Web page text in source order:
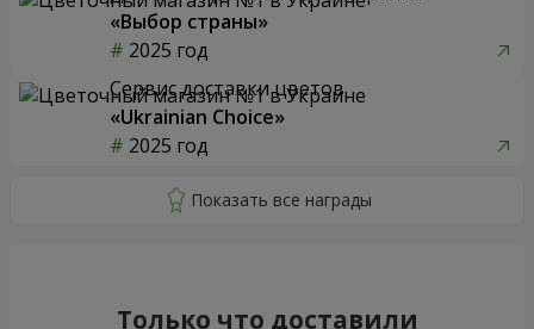
«Выбор страны»
2025 год
Сервис доставки цветов
«Ukrainian Choice»
2025 год
Только что доставили